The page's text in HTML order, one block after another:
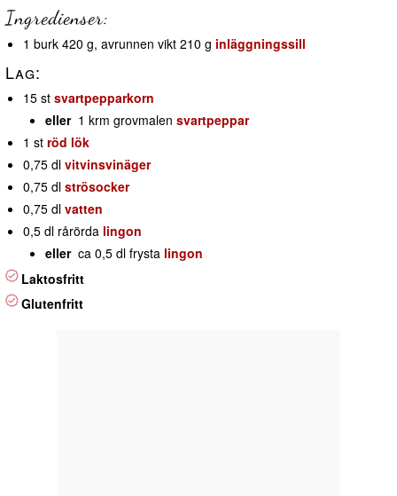
Ingredienser:
1 burk 420 g, avrunnen vikt 210 g inläggningssill
Lag:
15 st svartpepparkorn
eller1 krm grovmalen svartpeppar
1 st röd lök
0,75 dl vitvinsvinäger
0,75 dl strösocker
0,75 dl vatten
0,5 dl rårörda lingon
ellerca 0,5 dl frysta lingon
Laktosfritt
Glutenfritt